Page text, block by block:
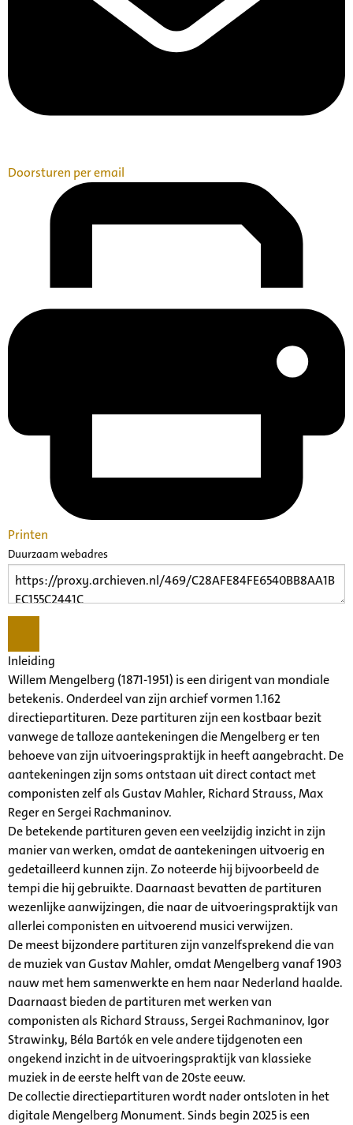
Doorsturen per email
Printen
Duurzaam webadres
Inleiding
Willem Mengelberg (1871-1951) is een dirigent van mondiale
betekenis. Onderdeel van zijn archief vormen 1.162
directiepartituren. Deze partituren zijn een kostbaar bezit
vanwege de talloze aantekeningen die Mengelberg er ten
behoeve van zijn uitvoeringspraktijk in heeft aangebracht. De
aantekeningen zijn soms ontstaan uit direct contact met
componisten zelf als Gustav Mahler, Richard Strauss, Max
Reger en Sergei Rachmaninov.
De betekende partituren geven een veelzijdig inzicht in zijn
manier van werken, omdat de aantekeningen uitvoerig en
gedetailleerd kunnen zijn. Zo noteerde hij bijvoorbeeld de
tempi die hij gebruikte. Daarnaast bevatten de partituren
wezenlijke aanwijzingen, die naar de uitvoeringspraktijk van
allerlei componisten en uitvoerend musici verwijzen.
De meest bijzondere partituren zijn vanzelfsprekend die van
de muziek van Gustav Mahler, omdat Mengelberg vanaf 1903
nauw met hem samenwerkte en hem naar Nederland haalde.
Daarnaast bieden de partituren met werken van
componisten als Richard Strauss, Sergei Rachmaninov, Igor
Strawinky, Béla Bartók en vele andere tijdgenoten een
ongekend inzicht in de uitvoeringspraktijk van klassieke
muziek in de eerste helft van de 20ste eeuw.
De collectie directiepartituren wordt nader ontsloten in het
digitale Mengelberg Monument. Sinds begin 2025 is een